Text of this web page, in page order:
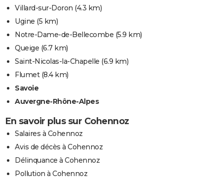
Villard-sur-Doron (4.3 km)
Ugine (5 km)
Notre-Dame-de-Bellecombe (5.9 km)
Queige (6.7 km)
Saint-Nicolas-la-Chapelle (6.9 km)
Flumet(8.4 km)
Savoie
Auvergne-Rhône-Alpes
En savoir plus sur Cohennoz
Salaires à Cohennoz
Avis de décès à Cohennoz
Délinquance à Cohennoz
Pollution à Cohennoz